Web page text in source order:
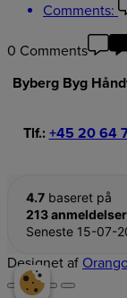
Comments:
0 Comments
Byberg Byg
Tlf.: +45 20 64
4.7 baseret på
213 anmeldelser
Seneste 15-07-
Designet af